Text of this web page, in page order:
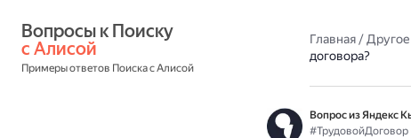
с Алисой
Примеры ответов Поиска с Алисой
Главная/Другое
договора?
Вопрос из Яндекс
#ТрудовойДоговор